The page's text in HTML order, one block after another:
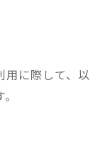
用に際して、以